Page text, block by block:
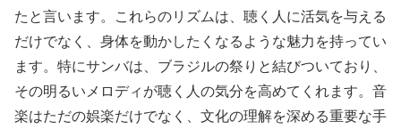
たと言います。これらのリズムは、聴く人に活気を与える
だけでなく、身体を動かしたくなるような魅力を持ってい
ます。特にサンバは、ブラジルの祭りと結びついており、
その明るいメロディが聴く人の気分を高めてくれます。音
楽はただの娯楽だけでなく、文化の理解を深める重要な手